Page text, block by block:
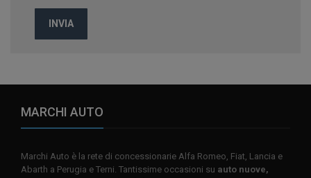
INVIA
MARCHI AUTO
Marchi Auto è la rete di concessionarie Alfa Romeo, Fiat, Lancia e
Abarth a Perugia e Terni. Tantissime occasioni su auto nuove,